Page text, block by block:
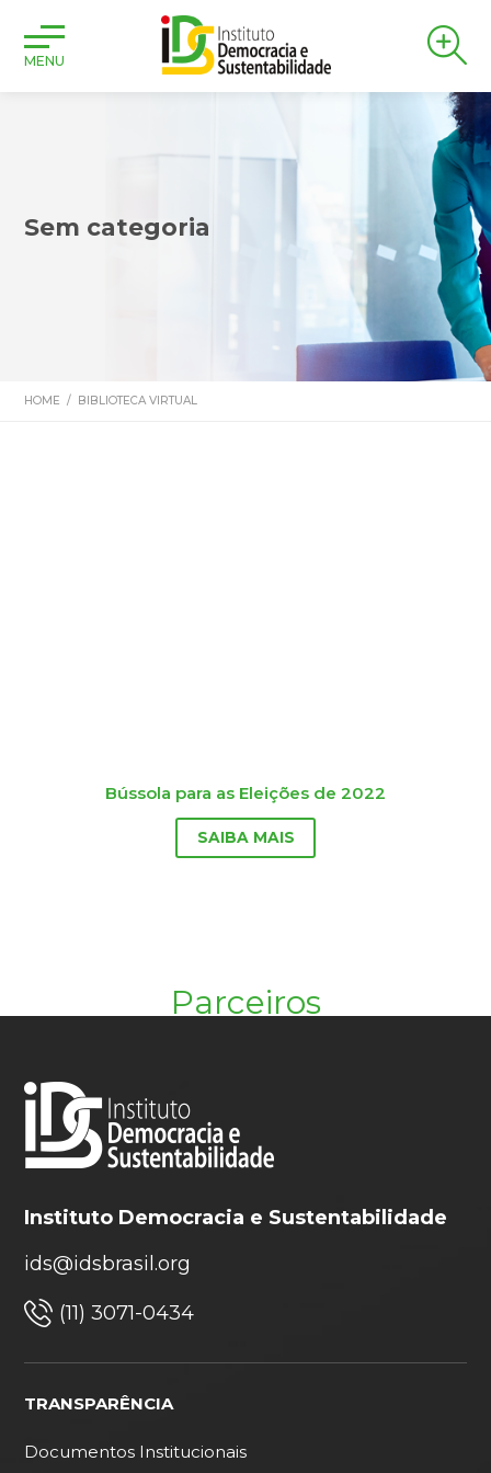
MENU
Sem categoria
HOME / BIBLIOTECA VIRTUAL
Bússola para as Eleições de 2022
SAIBA MAIS
Parceiros
Instituto Democracia e Sustentabilidade
ids@idsbrasil.org
(11) 3071-0434
TRANSPARÊNCIA
Documentos Institucionais